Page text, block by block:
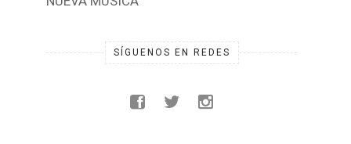
FESTIVALES
NUEVA MÚSICA
SÍGUENOS EN REDES